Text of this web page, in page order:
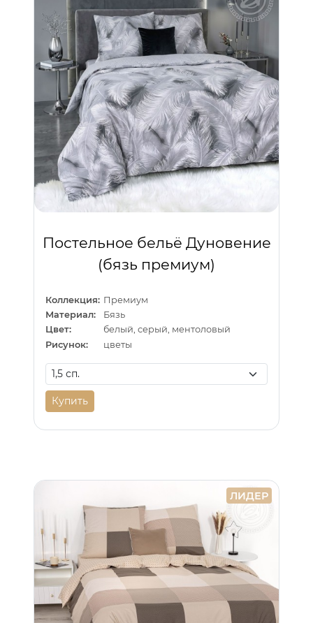
Постельное бельё Дуновение
(бязь премиум)
Коллекция: Премиум
Материал:
Бязь
Цвет:
белый, серый, ментоловый
Рисунок:
цветы
Купить
ЛИДЕР